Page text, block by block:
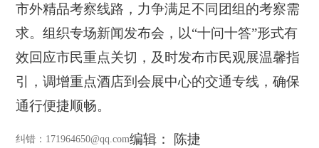
市外精品考察线路，力争满足不同团组的考察需
求。组织专场新闻发布会，以“十问十答”形式有
效回应市民重点关切，及时发布市民观展温馨指
引，调增重点酒店到会展中心的交通专线，确保
通行便捷顺畅。
纠错 ：171964650@qq.com编辑： 陈捷